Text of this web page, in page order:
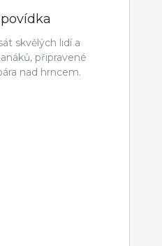
skvělých lidí a
připravené
nad hrncem.